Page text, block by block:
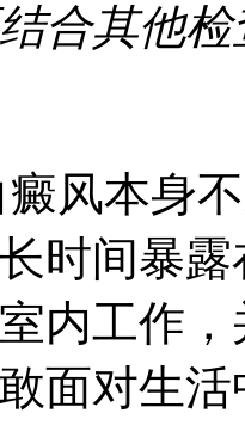
合其他
风本身
时间暴
内工作
面对生